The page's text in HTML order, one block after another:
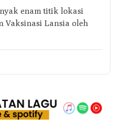
enam titik lokasi
Vaksinasi Lansia oleh